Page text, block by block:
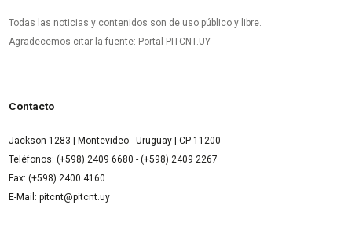
Todas las noticias y contenidos son de uso público y libre.
Agradecemos citar la fuente: Portal PITCNT.UY
Contacto
Jackson 1283 | Montevideo - Uruguay | CP 11200
Teléfonos: (+598) 2409 6680 - (+598) 2409 2267
Fax: (+598) 2400 4160
E-Mail: pitcnt@pitcnt.uy